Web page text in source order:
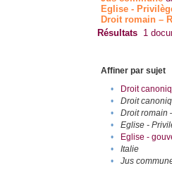
Eglise -
Droit romain –
Résultats 1
Affiner par sujet
•
Droit
•
Droit
•
Droit romain
•
Eglise -
•
Eglise -
•
Italie
•
Jus